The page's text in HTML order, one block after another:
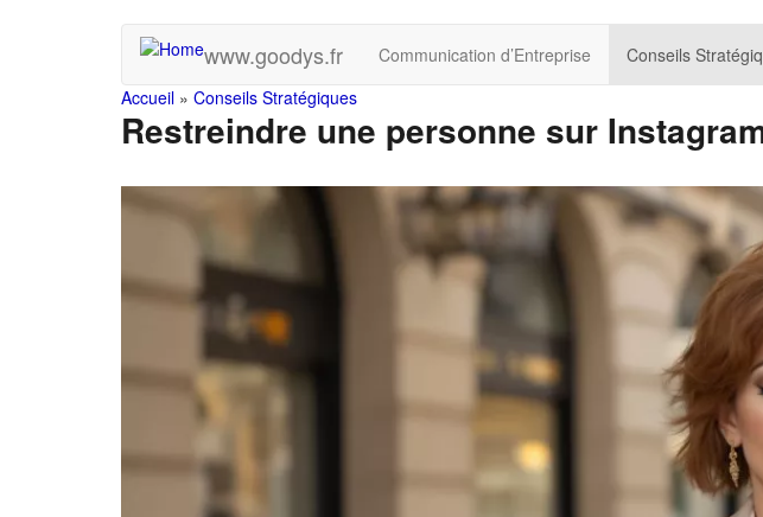
www.goodys.fr Communication d’Entreprise Conseils
You
are
here
Accueil » Conseils Stratégiques
Restreindre une personne sur